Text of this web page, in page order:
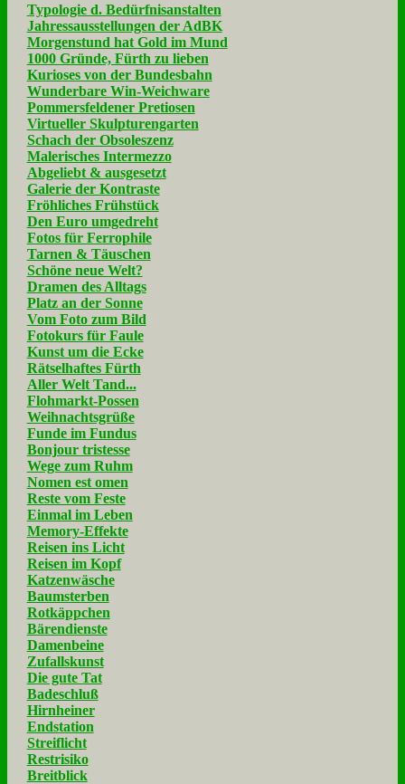
Typologie d. Bedürfnisanstalten
Jahressausstellungen der AdBK
Morgenstund hat Gold im Mund
1000 Gründe, Fürth zu lieben
Kurioses von der Bundesbahn
Wunderbare Win-Weichware
Pommersfeldener Pretiosen
Virtueller Skulpturengarten
Schach der Obsoleszenz
Malerisches Intermezzo
Abgeliebt & ausgesetzt
Galerie der Kontraste
Fröhliches Frühstück
Den Euro umgedreht
Fotos für Ferrophile
Tarnen & Täuschen
Schöne neue Welt?
Dramen des Alltags
Platz an der Sonne
Vom Foto zum Bild
Fotokurs für Faule
Kunst um die Ecke
Rätselhaftes Fürth
Aller Welt Tand...
Flohmarkt-Possen
Weihnachtsgrüße
Funde im Fundus
Bonjour tristesse
Wege zum Ruhm
Nomen est omen
Reste vom Feste
Einmal im Leben
Memory-Effekte
Reisen ins Licht
Reisen im Kopf
Katzenwäsche
Baumsterben
Rotkäppchen
Bärendienste
Damenbeine
Zufallskunst
Die gute Tat
Badeschluß
Hirnheiner
Endstation
Streiflicht
Restrisiko
Breitblick